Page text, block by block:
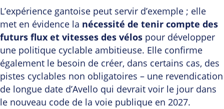
L’expérience gantoise peut servir d’exemple ; elle
met en évidence la nécessité de tenir compte des
futurs flux et vitesses des vélos pour développer
une politique cyclable ambitieuse. Elle confirme
également le besoin de créer, dans certains cas, des
pistes cyclables non obligatoires – une revendication
de longue date d’Avello qui devrait voir le jour dans
le nouveau code de la voie publique en 2027.